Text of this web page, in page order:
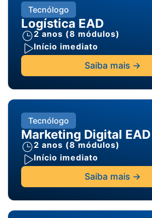
Tecnólogo
Logística EAD
2 anos (8 módulos)
Início imediato
Saiba mais ->
Tecnólogo
Marketing Digital EAD
2 anos (8 módulos)
Início imediato
Saiba mais ->